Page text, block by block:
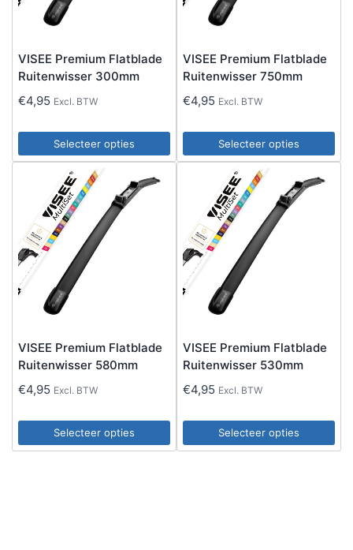
VISEE Premium Flatblade
Ruitenwisser 300mm
€4,95 Excl. BTW
Selecteer opties
Dit
product
heeft
meerdere
variaties.
Deze
optie
worden
productpagina
VISEE Premium Flatblade
Ruitenwisser 750mm
€4,95 Excl. BTW
Selecteer opties
Dit
product
heeft
meerdere
variaties.
Deze
optie
worden
productpagina
VISEE Premium Flatblade
Ruitenwisser 580mm
€4,95 Excl. BTW
Selecteer opties
Dit
VISEE Premium Flatblade
Ruitenwisser 530mm
€4,95 Excl. BTW
Selecteer opties
Dit